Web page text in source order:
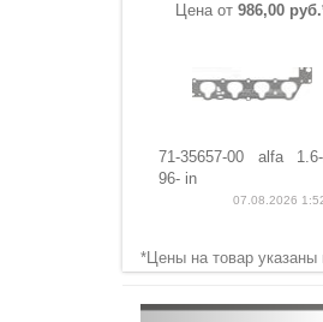
Цена от 986,00
71-35657-00 alfa
96- in
07.08.2026
*Цены на товар указаны